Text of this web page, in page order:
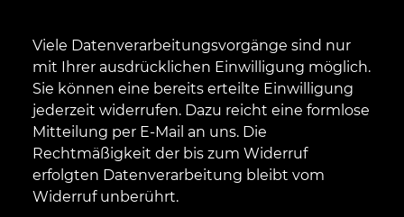
Viele Datenverarbeitungsvorgänge sind nur
mit Ihrer ausdrücklichen Einwilligung möglich.
Sie können eine bereits erteilte Einwilligung
jederzeit widerrufen. Dazu reicht eine formlose
Mitteilung per E-Mail an uns. Die
Rechtmäßigkeit der bis zum Widerruf
erfolgten Datenverarbeitung bleibt vom
Widerruf unberührt.